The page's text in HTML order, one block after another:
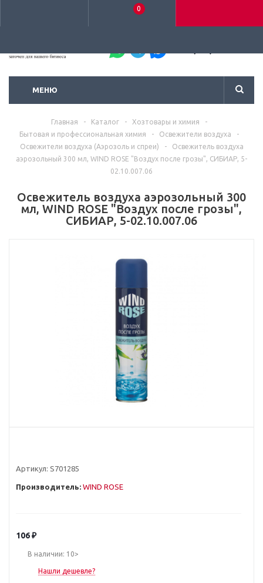
0
МЕНЮ
Главная - Каталог - Хозтовары и химия
-
Бытовая и профессиональная химия
- Освежители воздуха
-
Освежители воздуха (Аэрозоль и спреи)
-
Освежитель воздуха
аэрозольный 300 мл, WIND ROSE "Воздух после грозы", СИБИАР, 5-
02.10.007.06
Освежитель воздуха аэрозольный 300
мл, WIND ROSE "Воздух после грозы",
СИБИАР, 5-02.10.007.06
Артикул: S701285
Производитель: WIND ROSE
106₽
В наличии: 10>
Нашли дешевле?